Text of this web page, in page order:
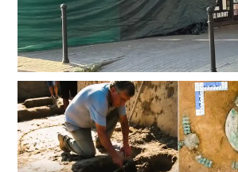
У серці Одеси незаконно зводять
частину скверу «Пале-Рояль»
28-07-2026 в 12:31
ВИБІР РЕДАКЦІЇ